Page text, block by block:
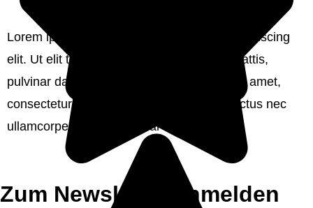
Lorem ipsum dolor sit amet, consectetur adipiscing
elit. Ut elit tellus, luctus nec ullamcorper mattis,
pulvinar dapibus leo. Lorem ipsum dolor sit amet,
consectetur adipiscing elit. Ut elit tellus, luctus nec
ullamcorper mattis, pulvinar dapibus leo.
Zum Newsletter anmelden